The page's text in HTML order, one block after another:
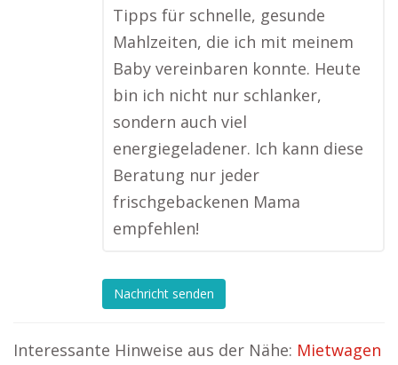
Tipps für schnelle, gesunde
Mahlzeiten, die ich mit meinem
Baby vereinbaren konnte. Heute
bin ich nicht nur schlanker,
sondern auch viel
energiegeladener. Ich kann diese
Beratung nur jeder
frischgebackenen Mama
empfehlen!
Nachricht senden
Interessante Hinweise aus der Nähe: Mietwagen